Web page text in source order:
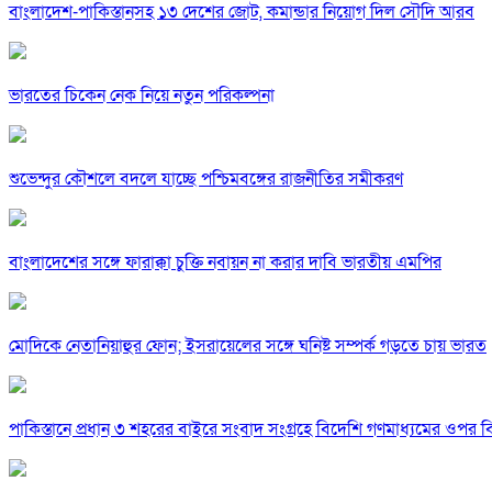
বাংলাদেশ-পাকিস্তানসহ ১৩ দেশের জোট, কমান্ডার নিয়োগ দিল সৌদি আরব
ভারতের চিকেন নেক নিয়ে নতুন পরিকল্পনা
শুভেন্দুর কৌশলে বদলে যাচ্ছে পশ্চিমবঙ্গের রাজনীতির সমীকরণ
বাংলাদেশের সঙ্গে ফারাক্কা চুক্তি নবায়ন না করার দাবি ভারতীয় এমপির
মোদিকে নেতানিয়াহুর ফোন; ইসরায়েলের সঙ্গে ঘনিষ্ট সম্পর্ক গড়তে চায় ভারত
পাকিস্তানে প্রধান ৩ শহরের বাইরে সংবাদ সংগ্রহে বিদেশি গণমাধ্যমের ওপর